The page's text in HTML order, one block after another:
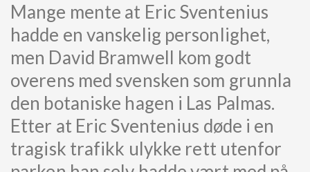
Mange mente at Eric Sventenius
hadde en vanskelig personlighet,
men David Bramwell kom godt
overens med svensken som grunnla
den botaniske hagen i Las Palmas.
Etter at Eric Sventenius døde i en
tragisk trafikk ulykke rett utenfor